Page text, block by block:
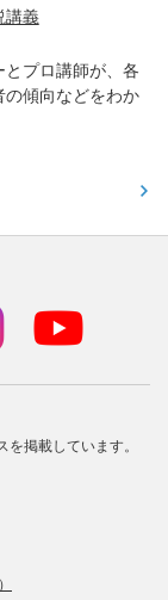
高校生／中学
東大・京大・
掲載しています。